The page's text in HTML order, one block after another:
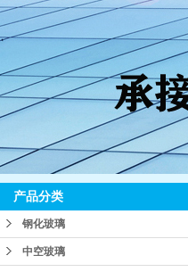
产品分类
钢化玻璃
中空玻璃